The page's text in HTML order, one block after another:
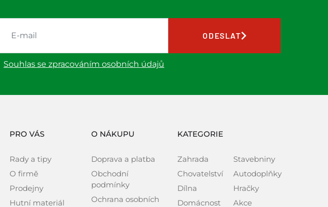
Souhlas se zpracováním osobních údajů
ODESLAT
PRO VÁS
Rady a tipy
O firmě
Prodejny
Hutní materiál
O NÁKUPU
Doprava a platba
Obchodní
podmínky
Ochrana osobních
KATEGORIE
Zahrada
Chovatelství
Dílna
Domácnost
Stavebniny
Autodoplňky
Hračky
Akce